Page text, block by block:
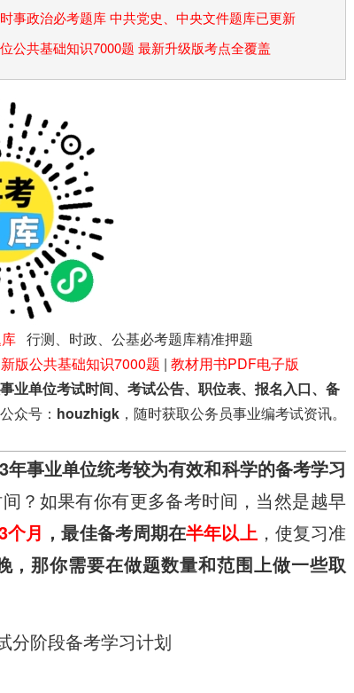
事政治必考题库 中共党史、中央文件题库已更新
公共基础知识7000题 最新升级版考点全覆盖
行测、时政、公基必考题库精准押题
新版公共基础知识7000题 | 教材用书PDF电子版
业单位考试时间、考试公告、职位表、报名入口、备
众号： houzhigk ，随时获取公务员事业编考试资讯。
事业单位统考较为有效和科学的备考学习
？如果有你有更多备考时间，当然是越早
个月 ，最佳备考周期在半年以上，使复习准
，那你需要在做题数量和范围上做一些取